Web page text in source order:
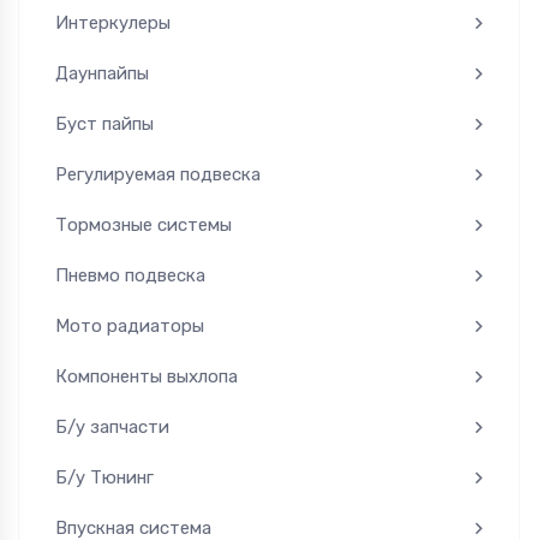
Интеркулеры
Даунпайпы
Буст пайпы
Регулируемая подвеска
Тормозные системы
Пневмо подвеска
Мото радиаторы
Компоненты выхлопа
Б/у запчасти
Б/у Тюнинг
Впускная система